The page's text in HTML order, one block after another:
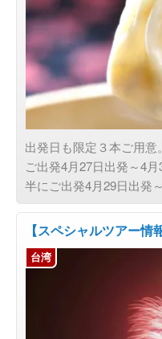
出発日も限定３本ご用
ご出発4月27日出発～4
半にご出発4月29日出発
【スペシャルツアー
台湾